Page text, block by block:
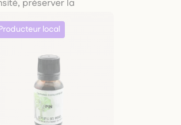
préserver la
enfants, accompagner
remèdes naturels